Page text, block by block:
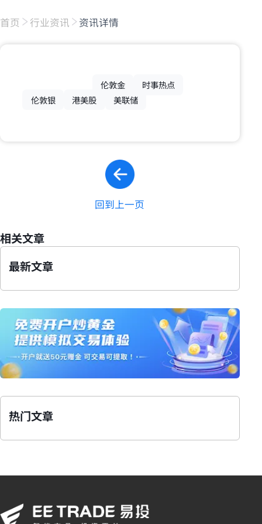
首页 行业资讯 资讯详情
伦敦金
时事热点
伦敦银
港美股 美联储
回到上一页
相关文章
最新文章
热门文章